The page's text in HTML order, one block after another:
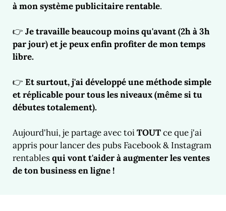
à mon système publicitaire rentable.
👉 Je travaille beaucoup moins qu'avant (2h à 3h
par jour) et je peux enfin profiter de mon temps
libre.
👉 Et surtout, j'ai développé une méthode simple
et réplicable pour tous les niveaux (même si tu
débutes totalement).
Aujourd'hui, je partage avec toiTOUTce que j'ai
appris pour lancer des pubs Facebook & Instagram
rentablesqui vont t'aider à augmenter les ventes
de ton business en ligne !